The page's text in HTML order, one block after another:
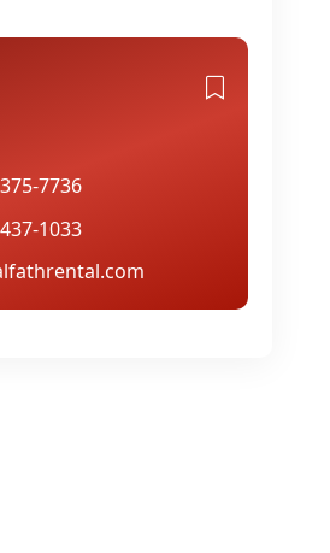
7736
1033